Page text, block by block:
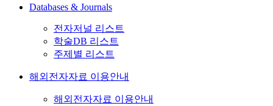
Databases & Journals
전자저널 리스트
학술DB 리스트
주제별 리스트
해외전자자료 이용안내
해외전자자료 이용안내